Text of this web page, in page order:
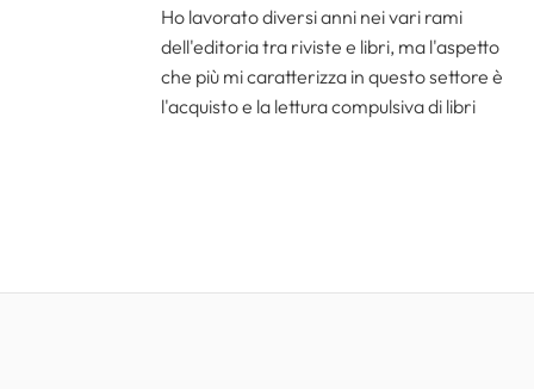
Ho lavorato diversi anni nei vari rami
dell'editoria tra riviste e libri, ma l'aspetto
che più mi caratterizza in questo settore è
l'acquisto e la lettura compulsiva di libri